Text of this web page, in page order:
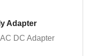
Adapter
DC Adapter